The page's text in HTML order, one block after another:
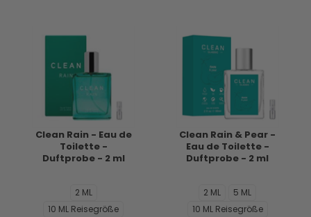
Clean Rain - Eau de
Toilette -
Duftprobe - 2 ml
2 ML
10 ML Reisegröße
Clean Rain & Pear -
Eau de Toilette -
Duftprobe - 2 ml
2 ML
5 ML
10 ML Reisegröße